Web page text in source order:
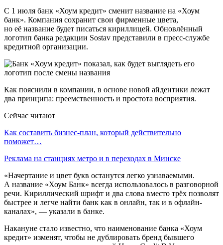
С 1 июля банк «Хоум кредит» сменит название на «Хоум
банк». Компания сохранит свои фирменные цвета,
но её название будет писаться кириллицей. Обновлённый
логотип банка редакции Sostav представили в пресс-службе
кредитной организации.
Как пояснили в компании, в основе новой айдентики лежат
два принципа: преемственность и простота восприятия.
Сейчас читают
Как составить бизнес-план, который действительно
поможет…
Реклама на станциях метро и в переходах в Минске
«Начертание и цвет букв останутся легко узнаваемыми.
А название «Хоум Банк» всегда использовалось в разговорной
речи. Кириллический шрифт и два слова вместо трёх позволят
быстрее и легче найти банк как в онлайн, так и в офлайн-
каналах», — указали в банке.
Накануне стало известно, что наименование банка «Хоум
кредит» изменят, чтобы не дублировать бренд бывшего